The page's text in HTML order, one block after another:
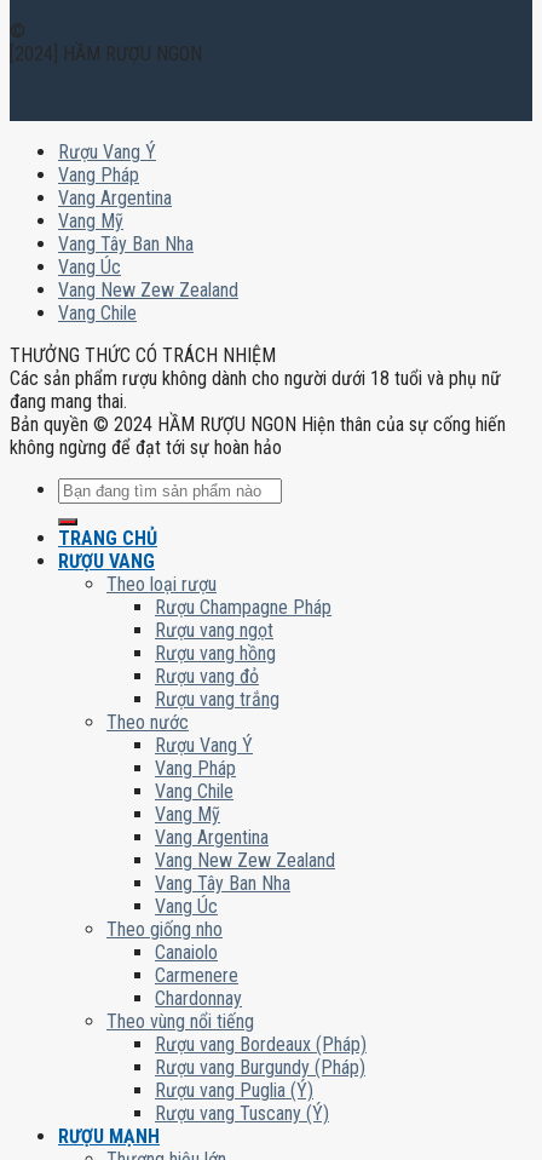
©
[2024] HẦM RƯỢU NGON
Rượu Vang Ý
Vang Pháp
Vang Argentina
Vang Mỹ
Vang Tây Ban Nha
Vang Úc
Vang New Zew Zealand
Vang Chile
THƯỞNG THỨC CÓ TRÁCH NHIỆM
Các sản phẩm rượu không dành cho người dưới 18 tuổi và phụ nữ
đang mang thai.
Bản quyền © 2024 HẦM RƯỢU NGON Hiện thân của sự cống hiến
không ngừng để đạt tới sự hoàn hảo
Tìm
kiếm:
TRANG CHỦ
RƯỢU VANG
Theo loại rượu
Rượu Champagne Pháp
Rượu vang ngọt
Rượu vang hồng
Rượu vang đỏ
Rượu vang trắng
Theo nước
Rượu Vang Ý
Vang Pháp
Vang Chile
Vang Mỹ
Vang Argentina
Vang New Zew Zealand
Vang Tây Ban Nha
Vang Úc
Theo giống nho
Canaiolo
Carmenere
Chardonnay
Theo vùng nổi tiếng
Rượu vang Bordeaux (Pháp)
Rượu vang Burgundy (Pháp)
Rượu vang Puglia (Ý)
Rượu vang Tuscany (Ý)
RƯỢU MẠNH